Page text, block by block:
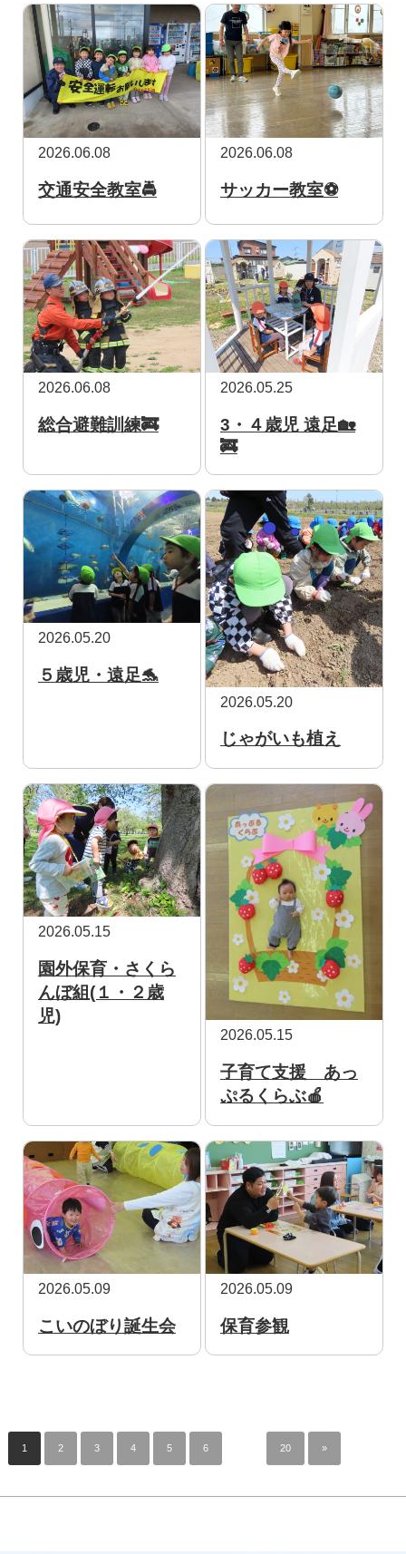
2026.06.08
交通安全教室🚔
2026.06.08
サッカー教室⚽
2026.06.08
総合避難訓練🚒
2026.05.25
3・４歳児 遠足🏡
🚒
2026.05.20
５歳児・遠足🐬
2026.05.20
じゃがいも植え
2026.05.15
園外保育・さくら
んぼ組(１・２歳
児)
2026.05.15
子育て支援 あっ
ぷるくらぶ🍎
2026.05.09
こいのぼり誕生会
2026.05.09
保育参観
1 2 3 4 5 6 20 »